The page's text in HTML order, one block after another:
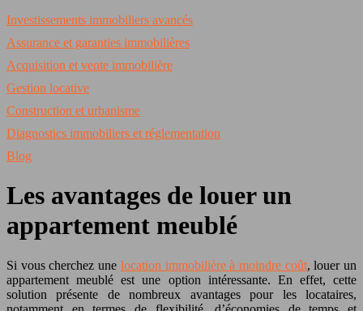
Investissements immobiliers avancés
Assurance et garanties immobilières
Acquisition et vente immobilière
Gestion locative
Construction et urbanisme
Diagnostics immobiliers et réglementation
Blog
Les avantages de louer un
appartement meublé
Si vous cherchez une location immobilière à moindre coût, louer un
appartement meublé est une option intéressante. En effet, cette
solution présente de nombreux avantages pour les locataires,